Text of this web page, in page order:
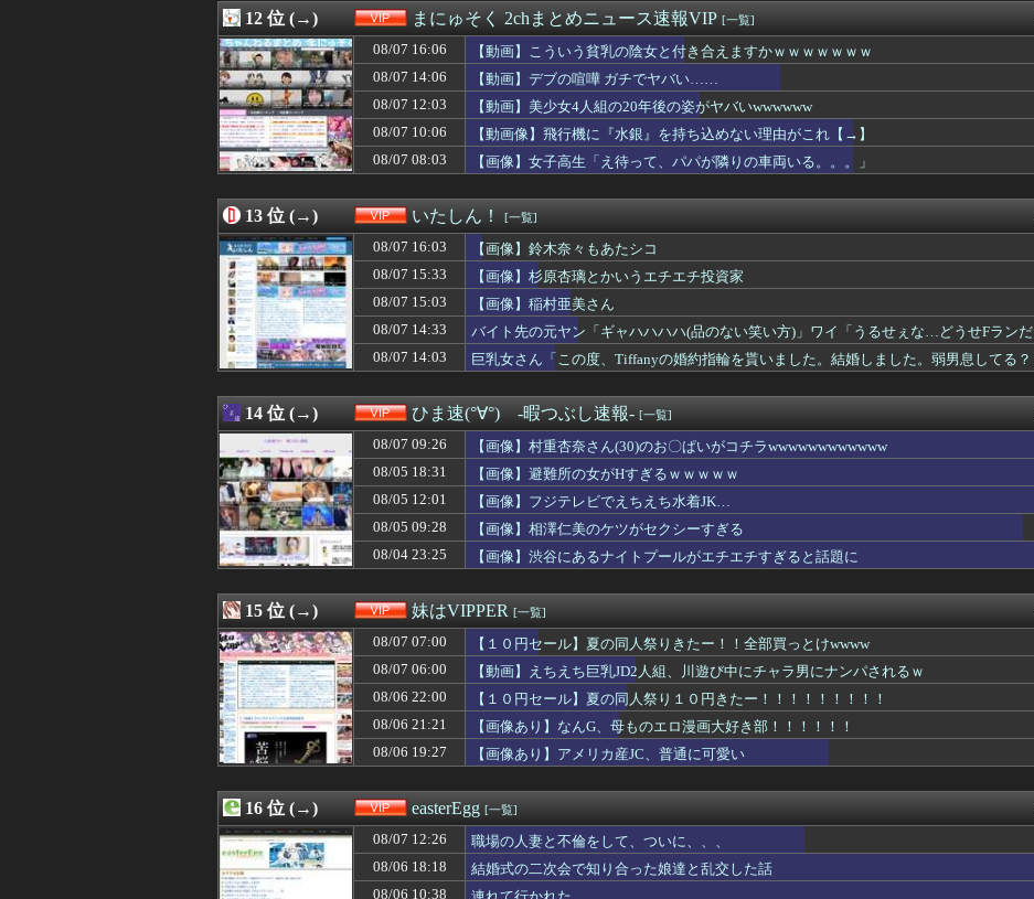
08/07 11:39
【悲報】 名探偵プリキュアさん、前作から売上を10億円も落としてしまう
08/07 11:39
【悲報】女さん、生理の匂いを嗅ぎ分けられる男にイライラ⇒ｗｗｗ
う
08/07 11:39
宗教と推し活は同じだと言われた。
08/07 11:34
【悲報】マクドナルドの店員さん大喧嘩ｗｗｗｗｗｗｗｗｗｗｗｗｗ
08/07 11:32
楽しんご「ジャンポケ斉藤さんを貶めた女は気色悪いとか言ってる癖にフ●ラするとか...
キ
08/07 11:31
【悲報】節約で毎日カップラーメンや袋ラーメン食べてたワイ『ある事実』に気付くｗ...
お
08/07 11:30
【超悲報】明日花キララさん、専門家からあまりにも非情な一言を告げられる
08/07 11:26
ジブリ映画あるある
08/07 11:25
【悲報】風俗嬢と旅行に行った結果ｗｗｗｗｗｗｗｗｗｗwwww
バ
08/07 11:18
【朗報】山本由伸さん、8回3失点wwwwwwwwwwwwwwwwwwww
08/07 11:18
【衝撃】天才ワイ、デブ禁止のマッチングアプリを思いつくｗｗｗｗｗ
08/07 11:15
看護学校通ってる女友達に聞いたら実技実習があるらしい→こうなるwww
08/07 11:13
【ｼｺ動画】女さん、お○ぱいがデカ過ぎて下着がパツパツになってしまうｗｗｗｗｗ...
08/07 11:11
【画像】人気ソシャゲの新キャラ、おっぱいの揺れがエグすぎてまうwwwwwwww...
08/07 11:09
羽田空港「どんどんターミナルを広くして徒歩で行けるようにします」→搭乗口まで1...
コ
08/07 11:09
【動画】エ♡チな格好の女の子、カードが拾えなくて詰むｗｗｗｗｗｗｗ
う
08/07 11:04
「慶応顔」「早稲田顔」というのは本当にあるのでしょうか？
08/07 11:03
【画像】NHK北海道さん、とんでもないマシュマロ女子をキャスターに起用ｗ
Z
08/07 11:00
韓国サッカー協会、Ｗ杯アジア予選で外国人審判員に性的接待か…韓国放送局が独占報...
あ
08/07 11:00
QRコード決済やタブレットなどを使いこなせない人も居るという話・・・
08/07 10:57
閉店・撤退したけど復活してほしい店
ガ
08/07 10:55
【動画】昔のドラマのレ●プシーン、リアルすぎて今見ると完全にアウト
08/07 10:50
【悲報】隣家の室外機、限界突破ｗｗｗｗｗｗｗ （※画像あり）
08/07 10:43
【画像】高市早苗、殺されることに怯え始める
08/07 10:41
【画像】カンニング竹山、目の前で嫁を寝取られてて草wwwww
08/07 10:39
【画像】ヤバすぎるペアルック、発見されるｗｗｗwｗｗｗｗｗｗｗｗｗ
08/07 10:34
【女子バレー】185センチ・木村沙織、息子に「高い高い」求められ衝撃展開激白 ...
08/07 10:30
【悲報】保護者「修学旅行は無料化するべき。体験格差を放置するのか」←これ
あ
08/07 10:25
【驚愕】風俗で3Pにハマりすぎた結果ｗｗｗｗｗｗｗｗｗｗwwww バ
12 位 (→) まにゅそく 2chまとめニュース速報VIP [一覧]
08/07 16:06
【動画】こういう貧乳の陰女と付き合えますかｗｗｗｗｗｗｗ
08/07 14:06
【動画】デブの喧嘩 ガチでヤバい……
08/07 12:03
【動画】美少女4人組の20年後の姿がヤバいwwwwww
08/07 10:06
【動画像】飛行機に『水銀』を持ち込めない理由がこれ【→】
08/07 08:03
【画像】女子高生「え待って、パパが隣りの車両いる。。。」
13 位 (→) いたしん！ [一覧]
08/07 16:03
【画像】鈴木奈々もあたシコ
08/07 15:33
【画像】杉原杏璃とかいうエチエチ投資家
08/07 15:03
【画像】稲村亜美さん
08/07 14:33
バイト先の元ヤン「ギャハハハハ(品のない笑い方)」ワイ「うるせぇな…どうせFラン
08/07 14:03
巨乳女さん「この度、Tiffanyの婚約指輪を貰いました。結婚しました。弱男息してる？
14 位 (→) ひま速(°∀°) -暇つぶし速報- [一覧]
08/07 09:26
【画像】村重杏奈さん(30)のお〇ぱいがコチラwwwwwwwwwwww
08/05 18:31
【画像】避難所の女がHすぎるｗｗｗｗｗ
08/05 12:01
【画像】フジテレビでえちえち水着JK…
08/05 09:28
【画像】相澤仁美のケツがセクシーすぎる
08/04 23:25
【画像】渋谷にあるナイトプールがエチエチすぎると話題に
15 位 (→) 妹はVIPPER [一覧]
08/07 07:00
【１０円セール】夏の同人祭りきたー！！全部買っとけwwww
08/07 06:00
【動画】えちえち巨乳JD2人組、川遊び中にチャラ男にナンパされるｗ
08/06 22:00
【１０円セール】夏の同人祭り１０円きたー！！！！！！！！！
08/06 21:21
【画像あり】なんG、母ものエロ漫画大好き部！！！！！！
08/06 19:27
【画像あり】アメリカ産JC、普通に可愛い
16 位 (→) easterEgg [一覧]
08/07 12:26
職場の人妻と不倫をして、ついに、、、
08/06 18:18
結婚式の二次会で知り合った娘達と乱交した話
08/06 10:38